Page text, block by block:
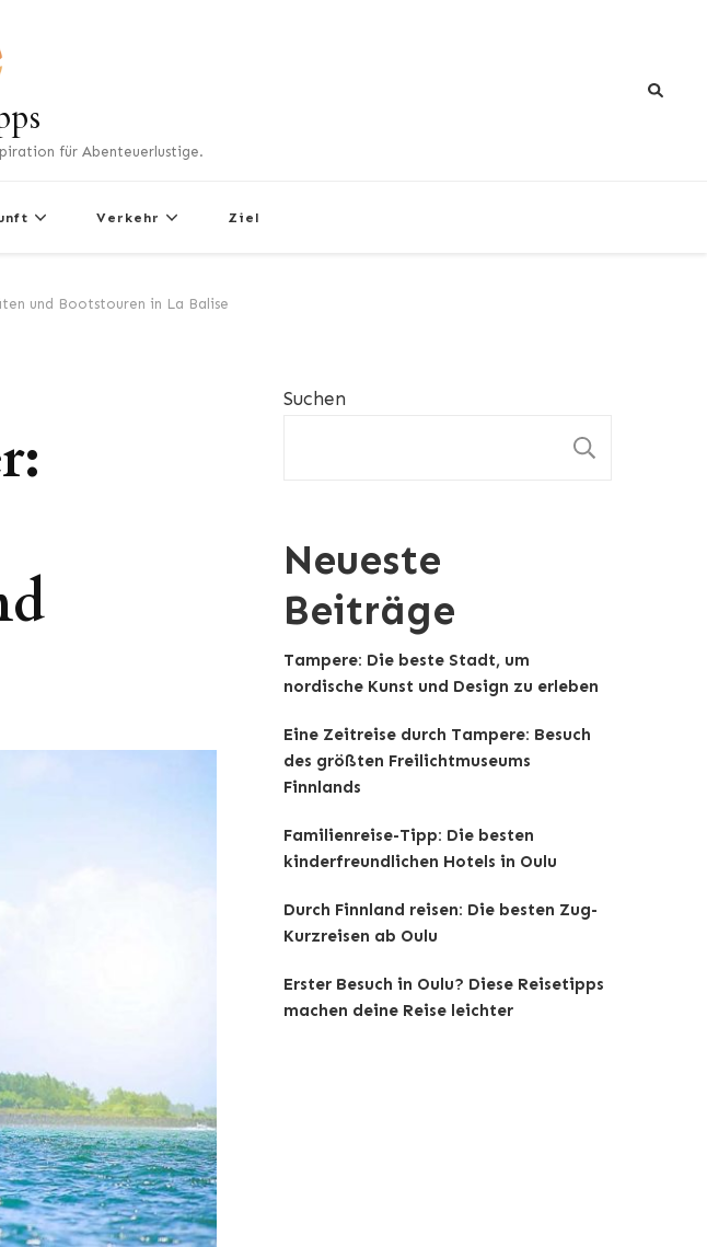
für Abenteuerlustige.
Verkehr Ziel
und Bootstouren in La Balise
Suchen
Neueste
Beiträge
Tampere: Die beste Stadt, um
nordische Kunst und Design zu erleben
Eine Zeitreise durch Tampere: Besuch
des größten Freilichtmuseums
Finnlands
Familienreise-Tipp: Die besten
kinderfreundlichen Hotels in Oulu
Durch Finnland reisen: Die besten Zug-
Kurzreisen ab Oulu
Erster Besuch in Oulu? Diese Reisetipps
machen deine Reise leichter